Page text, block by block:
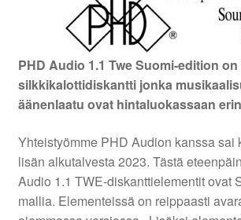
PHD Audio 1.1 Twe Suomi-edition on
silkkikalottidiskantti jonka
äänenlaatu ovat hintaluokassaan
Yhteistyömme PHD Audion kanssa sai
lisän alkutalvesta 2023. Tästä
Audio 1.1 TWE-diskanttielementit ovat
mallia. Elementeissä on reippaasti